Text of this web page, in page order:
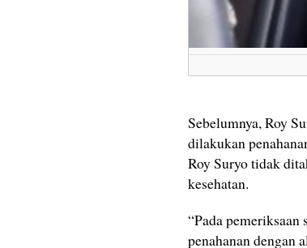
Sebelumnya, Roy
dilakukan
Roy Suryo tidak
kesehatan.
“Pada
penahanan dengan